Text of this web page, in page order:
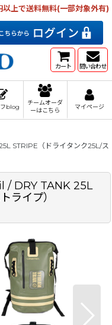
上で送料無料(一部対象外有)
カート 問い合わせ
blog
チームオーダ
ーはこちら
マイページ
STRIPE（ドライタンク25L/ス
/ DRY TANK 25L
ライプ）